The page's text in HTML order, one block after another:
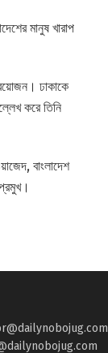
মানুষ খারাপ
ঢাকাকে
করে তিনি
বাংলাদেশ